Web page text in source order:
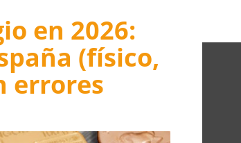
en 2026:
(físico,
errores